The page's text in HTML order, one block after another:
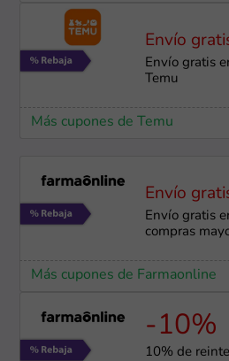
Envío
Envío gratis
Temu
Más cupones de Temu
Envío
Envío gratis
compras
Más cupones de Farmaonline
-10%
10% de